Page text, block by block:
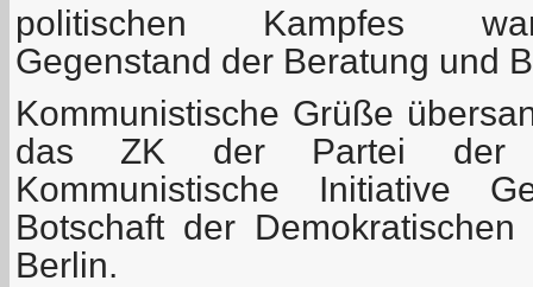
politischen Kampfes
Gegenstand der Beratung und
Kommunistische Grüße
das ZK der Partei der
Kommunistische Initiative
Botschaft der
Berlin.